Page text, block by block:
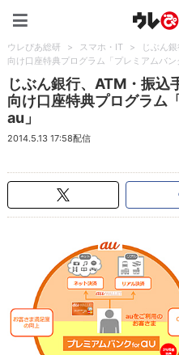
ウレぴあ総研 > スマホ・IT >
じぶん
向け口座特典プログラム「プレミアムバン
じぶん銀行、ATM・振込
向け口座特典プログラム
au」
2014.5.13 17:58配信